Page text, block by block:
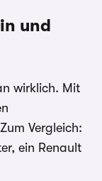
und
wirklich. Mit
Vergleich:
ein Renault